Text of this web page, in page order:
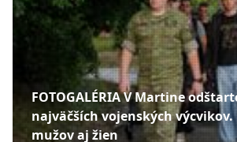
FOTOGALÉRIA V Martine
najväčších vojenských
mužov aj žien